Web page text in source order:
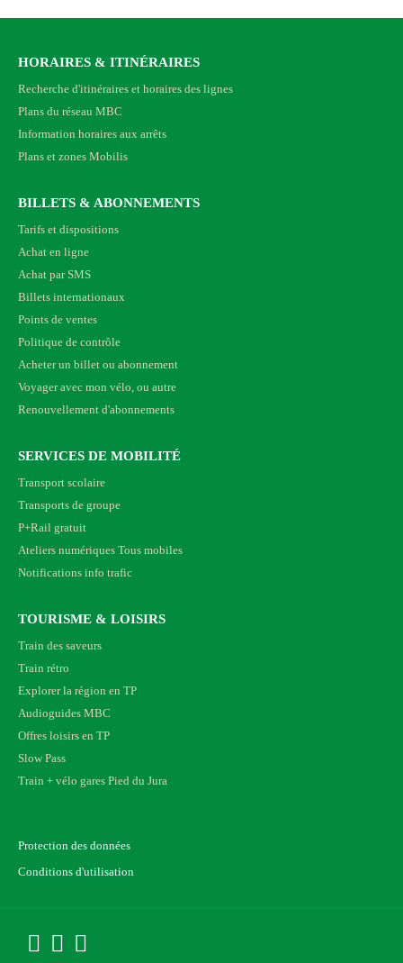
HORAIRES & ITINÉRAIRES
Recherche d'itinéraires et horaires des lignes
Plans du réseau MBC
Information horaires aux arrêts
Plans et zones Mobilis
BILLETS & ABONNEMENTS
Tarifs et dispositions
Achat en ligne
Achat par SMS
Billets internationaux
Points de ventes
Politique de contrôle
Acheter un billet ou abonnement
Voyager avec mon vélo, ou autre
Renouvellement d'abonnements
SERVICES DE MOBILITÉ
Transport scolaire
Transports de groupe
P+Rail gratuit
Ateliers numériques Tous mobiles
Notifications info trafic
TOURISME & LOISIRS
Train des saveurs
Train rétro
Explorer la région en TP
Audioguides MBC
Offres loisirs en TP
Slow Pass
Train + vélo gares Pied du Jura
Protection des données
Conditions d'utilisation